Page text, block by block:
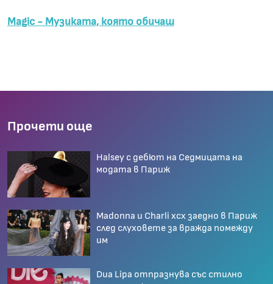
Magic - Музиката, която обичаш
Прочети още
Halsey с дебют на Седмицата на
модата в Париж
Madonna и Charli xcx заедно в Париж
след слуховете за вражда помежду
им
Dua Lipa отпразнува със стилно